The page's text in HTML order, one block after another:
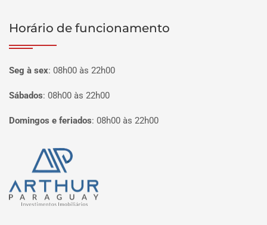
Horário de funcionamento
Seg à sex: 08h00 às 22h00
Sábados: 08h00 às 22h00
Domingos e feriados: 08h00 às 22h00
Página inicial